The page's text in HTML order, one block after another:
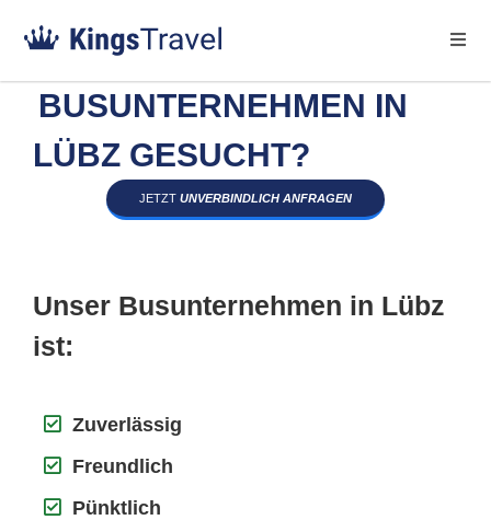
BUSUNTERNEHMEN IN
LÜBZ GESUCHT?
JETZT UNVERBINDLICH ANFRAGEN
Unser Busunternehmen in Lübz
ist:
Zuverlässig
Freundlich
Pünktlich